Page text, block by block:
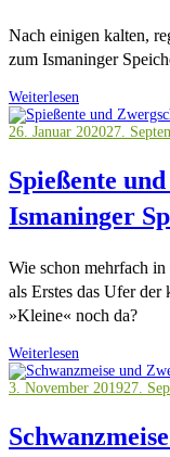
Nach einigen kalten,
zum Ismaninger
Weiterlesen
26. Januar 202027.
Spießente
Ismaninger
Wie schon mehrfach
als Erstes das Ufer
»Kleine« noch da?
Weiterlesen
3. November 201927.